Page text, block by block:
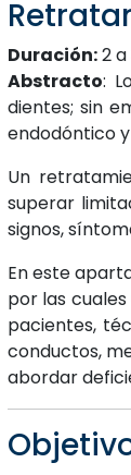
Duración:2
Abstracto:
dientes; sin
endodóntico
Un
superar
signos,
En este
por las
pacientes,
conductos,
abordar